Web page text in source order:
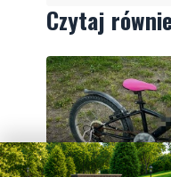
Czytaj